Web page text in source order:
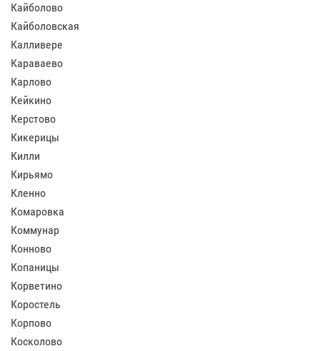
Кайболово
Кайболовская
Калливере
Караваево
Карлово
Кейкино
Керстово
Кикерицы
Килли
Кирьямо
Кленно
Комаровка
Коммунар
Конново
Копаницы
Корветино
Коростель
Корпово
Косколово